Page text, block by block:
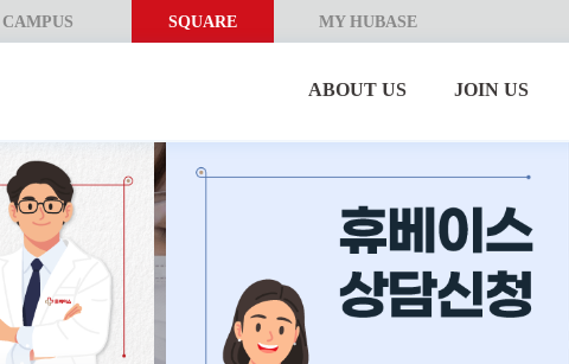
CAMPUS SQUARE MY HUBASE
ABOUT US JOIN US
앞선 ―――